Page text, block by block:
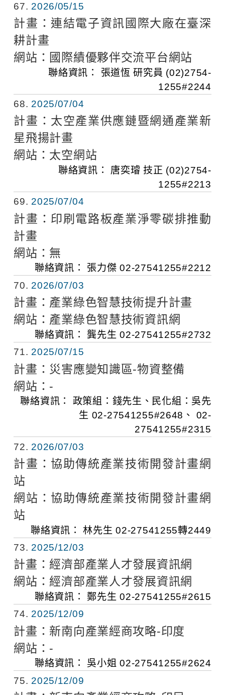
67
2026/05/15
計畫： 連結電子資訊國際大廠在臺深
耕計畫
網站： 國際績優夥伴交流平台網站
聯絡資訊： 張道恆 研究員 (02)2754-
1255#2244
68
2025/07/04
計畫： 太空產業供應鏈暨網通產業新
星飛揚計畫
網站： 太空網站
聯絡資訊： 唐奕璿 技正 (02)2754-
1255#2213
69
2025/07/04
計畫： 印刷電路板產業淨零碳排推動
計畫
網站： 無
聯絡資訊： 張力傑 02-27541255#2212
70
2026/07/03
計畫： 產業綠色智慧技術提升計畫
網站： 產業綠色智慧技術資訊網
聯絡資訊： 龔先生02-27541255#2732
71
2025/07/15
計畫： 災害應變知識區-物資整備
網站： -
聯絡資訊： 政策組：錢先生、民化組：吳先
生 02-27541255#2648、 02-
27541255#2315
72
2026/07/03
計畫： 協助傳統產業技術開發計畫網
站
網站： 協助傳統產業技術開發計畫網
站
聯絡資訊：林先生02-27541255轉2449
73
2025/12/03
計畫： 經濟部產業人才發展資訊網
網站： 經濟部產業人才發展資訊網
聯絡資訊： 鄭先生 02-27541255#2615
74
2025/12/09
計畫： 新南向產業經商攻略-印度
網站： -
聯絡資訊： 吳小姐02-27541255#2624
75
2025/12/09